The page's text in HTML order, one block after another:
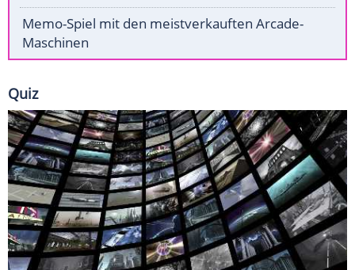
Memo-Spiel mit den meistverkauften Arcade-
Maschinen
Quiz